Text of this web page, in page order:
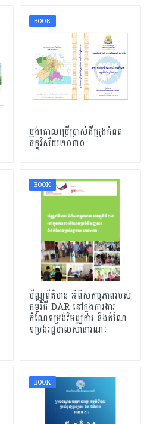
BOOK
ប្លង់គោលប្រើប្រាស់ដីក្រុងកំពត
ចក្ខុវិស័យ២០៣០
BOOK
ប័ណ្ណព័ត៌មាន អំពីសកម្មភាពរបស់
កម្មវិធី DAR នៅក្នុងការងារ
កំណែទម្រង់វិមជ្ឈការ និងកំណែ
ទម្រង់រដ្ឋបាលសាធារណៈ
BOOK